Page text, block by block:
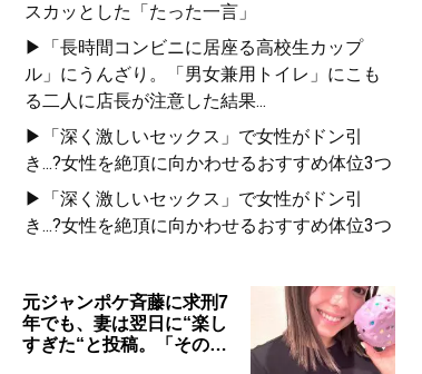
スカッとした「たった一言」
▶「長時間コンビニに居座る高校生カップ
ル」にうんざり。「男女兼用トイレ」にこも
る二人に店長が注意した結果...
▶「深く激しいセックス」で女性がドン引
き...?女性を絶頂に向かわせるおすすめ体位3つ
▶「深く激しいセックス」で女性がドン引
き...?女性を絶頂に向かわせるおすすめ体位3つ
元ジャンポケ斉藤に求刑7
年でも、妻は翌日に“楽し
すぎた“と投稿。「その…